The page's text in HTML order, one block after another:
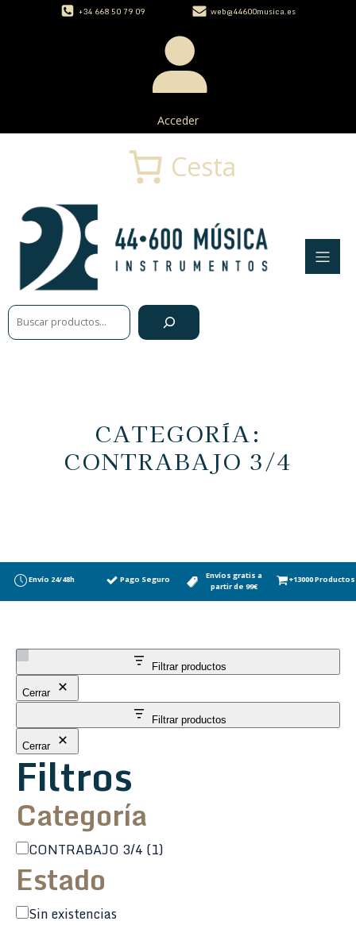
+34 668 50 79 09 web@44600musica.es
Acceder
Buscar
Cesta
CATEGORÍA:
CONTRABAJO 3/4
Envío 24/48h Pago Seguro
Envíos gratis a
partir de 99€
+13000 Productos
Filtrar productos
Cerrar
Filtrar productos
Cerrar
Filtros
Categoría
Categoría
CONTRABAJO 3/4 (1)
Estado
Estado
Sin existencias